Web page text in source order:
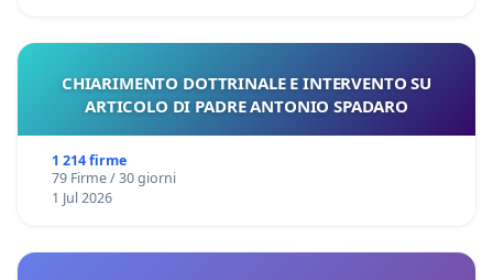
CHIARIMENTO DOTTRINALE E INTERVENTO SU
ARTICOLO DI PADRE ANTONIO SPADARO
1 214 firme
79 Firme / 30 giorni
1 Jul 2026